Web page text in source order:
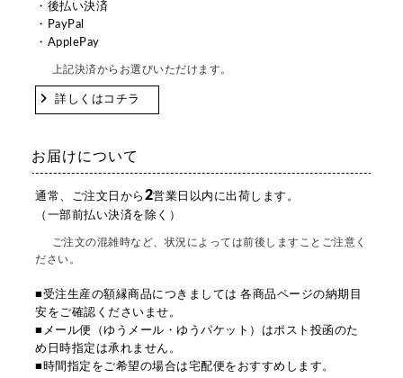
・後払い決済
・PayPal
・ApplePay
上記決済からお選びいただけます。
詳しくはコチラ
お届けについて
通常、ご注文日から 2営業日以内に出荷します。
（一部前払い決済を除く）
ご注文の混雑時など、状況によっては前後しますことご注意く
ださい。
■受注生産の額縁商品につきましては 各商品ページの納期目
安をご確認くださいませ。
■メール便（ゆうメール・ゆうパケット）はポスト投函のた
め日時指定は承れません。
■時間指定をご希望の場合は宅配便をおすすめします。